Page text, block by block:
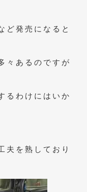
ど発売になると
々あるのですが
るわけにはいか
夫を熟しており